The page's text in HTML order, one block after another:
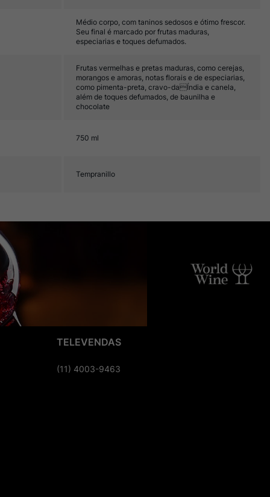
Médio corpo, com taninos sedosos e ótimo frescor.
Seu final é marcado por frutas maduras,
especiarias e toques defumados.
Frutas vermelhas e pretas maduras, como cerejas,
morangos e amoras, notas florais e de especiarias,
como pimenta-preta, cravo-daÍndia e canela,
além de toques defumados, de baunilha e
chocolate
750 ml
Tempranillo
TELEVENDAS
(11) 4003-9463